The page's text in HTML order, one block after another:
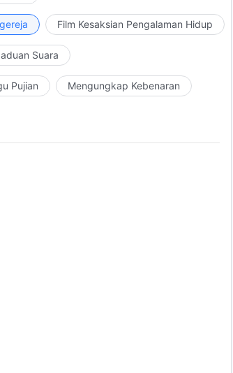
Film Kesaksian Pengalaman Hidup
Suara
Pujian Mengungkap Kebenaran